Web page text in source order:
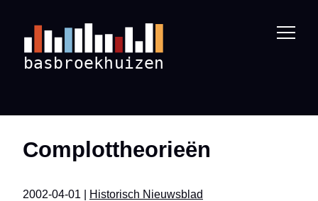
Complottheorieën
2002-04-01 | Historisch Nieuwsblad